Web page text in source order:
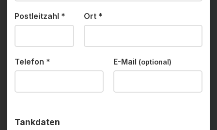
Postleitzahl * Ort *
Telefon * E-Mail (optional)
Tankdaten